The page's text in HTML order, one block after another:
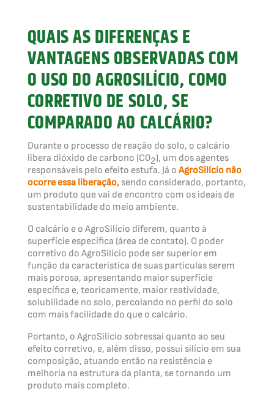
QUAIS AS DIFERENÇAS E
VANTAGENS OBSERVADAS COM
O USO DO AGROSILÍCIO, COMO
CORRETIVO DE SOLO, SE
COMPARADO AO CALCÁRIO?
Durante o processo de reação do solo, o calcário
libera dióxido de carbono (C02), um dos agentes
responsáveis pelo efeito estufa. Já o AgroSilício não
ocorre essa liberação,sendo considerado, portanto,
um produto que vai de encontro com os ideais de
sustentabilidade do meio ambiente.
O calcário e o AgroSilício diferem, quanto à
superfície específica (área de contato). O poder
corretivo do AgroSilício pode ser superior em
função da característica de suas partículas serem
mais porosa, apresentando maior superfície
específica e, teoricamente, maior reatividade,
solubilidade no solo, percolando no perfil do solo
com mais facilidade do que o calcário.
Portanto, o AgroSilício sobressai quanto ao seu
efeito corretivo, e, além disso, possui silício em sua
composição, atuando então na resistência e
melhoria na estrutura da planta, se tornando um
produto mais completo.